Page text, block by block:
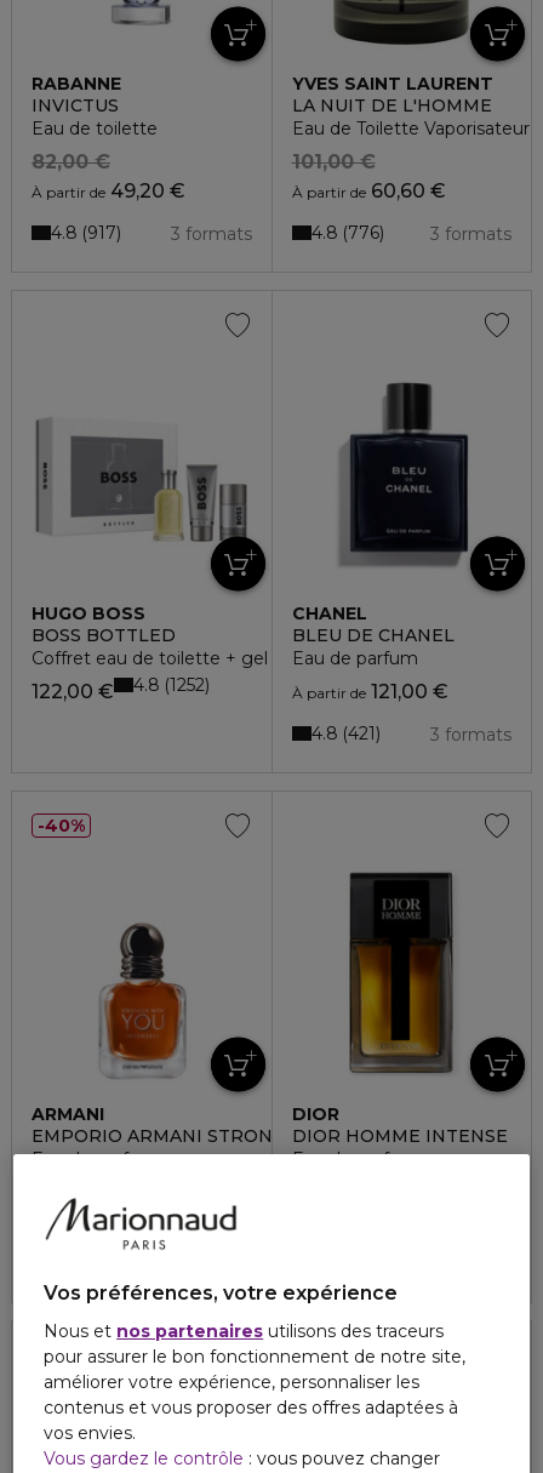
RABANNE
INVICTUS
Eau de toilette
À partir de 49,20 €
82,00 €
3 formats
4.8 917
YVES SAINT LAURENT
LA NUIT DE L'HOMME
Eau de Toilette Vaporisateur
À partir de60,60 €
101,00 €
3 formats
4.8 776
HUGO BOSS
BOSS BOTTLED
Coffret eau de toilette + gel douche + déodorant
122,00 € 4.8 1252
CHANEL
BLEU DE CHANEL
Eau de parfum
À partir de121,00 €
3 formats
4.8 421
ARMANI
EMPORIO ARMANI STRONGER WITH YOU INTENSELY
Eau de parfum
À partir de60,00 €
100,00 €
40%
DIOR
DIOR HOMME INTENSE
Eau de parfum
Vos préférences, votre expérience
Nous et nos partenaires utilisons des traceurs
pour assurer le bon fonctionnement de notre site,
améliorer votre expérience, personnaliser les
contenus et vous proposer des offres adaptées à
vos envies.
Vous gardez le contrôle : vous pouvez changer